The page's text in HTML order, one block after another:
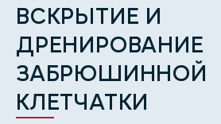
ВСКРЫТИЕ И
ДРЕНИРОВАНИЕ
ЗАБРЮШИННОЙ
КЛЕТЧАТКИ